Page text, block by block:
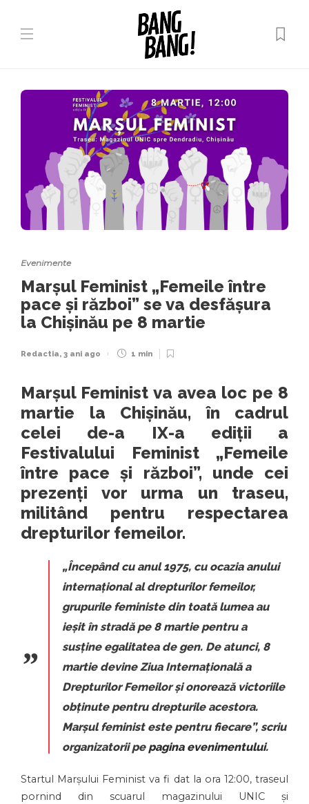
Evenimente
Marșul Feminist „Femeile între
pace și război” se va desfășura
la Chișinău pe 8 martie
Redactia, 3 ani ago 1 min
Marșul Feminist va avea loc pe 8
martie la Chișinău, în cadrul
celei de-a IX-a ediții a
Festivalului Feminist „Femeile
între pace și război”, unde cei
prezenți vor urma un traseu,
militând pentru respectarea
drepturilor femeilor.
„Începând cu anul 1975, cu ocazia anului
internațional al drepturilor femeilor,
grupurile feministe din toată lumea au
ieșit în stradă pe 8 martie pentru a
susține egalitatea de gen. De atunci, 8
martie devine Ziua Internațională a
Drepturilor Femeilor și onorează victoriile
obținute pentru drepturile acestora.
Marșul feminist este pentru fiecare”, scriu
organizatorii pe pagina evenimentului.
Startul Marșului Feminist va fi dat la ora 12:00, traseul
pornind din scuarul magazinului UNIC și